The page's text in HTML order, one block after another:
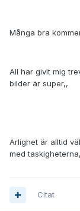
Många bra
All har givit mig
bilder är super,,
Ärlighet är alltid
med
Citat